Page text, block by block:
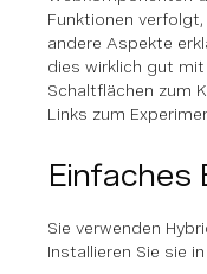
Funktionen
andere Aspekte
dies wirklich gut
Schaltflächen zum
Links zum
Einfaches
Sie verwenden
Installieren Sie sie